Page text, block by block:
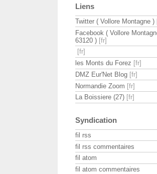
Liens
Twitter ( Vollore Montagne )
Facebook ( Vollore
63120 )
les Monts du Forez
DMZ Eur'Net Blog
Normandie Zoom
La Boissiere (27)
Syndication
fil rss
fil rss commentaires
fil atom
fil atom commentaires